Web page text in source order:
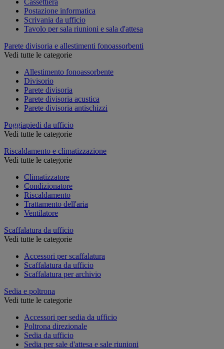
Postazione informatica
Scrivania da ufficio
Tavolo per sala riunioni e sala d'attesa
Parete divisoria e allestimenti fonoassorbenti
Vedi tutte le categorie
Allestimento fonoassorbente
Divisorio
Parete divisoria
Parete divisoria acustica
Parete divisoria antischizzi
Poggiapiedi da ufficio
Vedi tutte le categorie
Riscaldamento e climatizzazione
Vedi tutte le categorie
Climatizzatore
Condizionatore
Riscaldamento
Trattamento dell'aria
Ventilatore
Scaffalatura da ufficio
Vedi tutte le categorie
Accessori per scaffalatura
Scaffalatura da ufficio
Scaffalatura per archivio
Sedia e poltrona
Vedi tutte le categorie
Accessori per sedia da ufficio
Poltrona direzionale
Sedia da ufficio
Sedia per sale d'attesa e sale riunioni